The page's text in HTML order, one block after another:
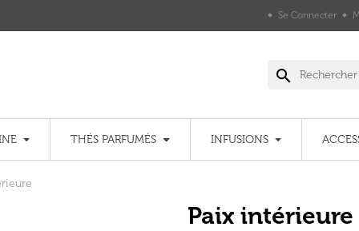
Se Connecter
search
THÉS PARFUMÉS INFUSIONS
Paix intérieure